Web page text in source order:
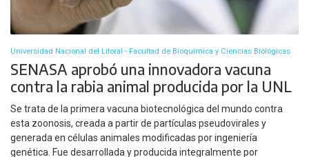
Universidad Nacional del Litoral - Facultad de Bioquímica y Ciencias Biológicas
SENASA aprobó una innovadora vacuna
contra la rabia animal producida por la UNL
Se trata de la primera vacuna biotecnológica del mundo contra
esta zoonosis, creada a partir de partículas pseudovirales y
generada en células animales modificadas por ingeniería
genética. Fue desarrollada y producida integralmente por